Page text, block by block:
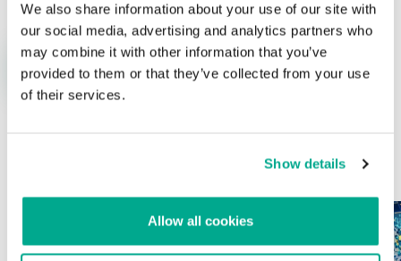
We also share information about your use of our site with
our social media, advertising and analytics partners who
may combine it with other information that you’ve
provided to them or that they’ve collected from your use
of their services.
Show details
Allow all cookies
ÚLTIMAS PUBLICACIONES